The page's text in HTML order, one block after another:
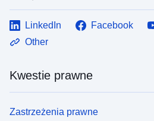
LinkedIn Facebook
Other
Kwestie prawne
Zastrzeżenia prawne